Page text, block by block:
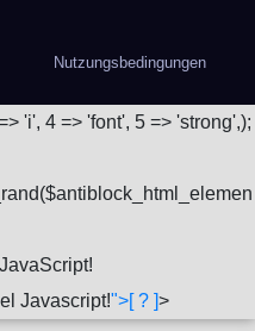
Nutzungsbedingungen
'i', 4 => 'font', 5 => 'strong',);
Javascript!">[ ? ]>